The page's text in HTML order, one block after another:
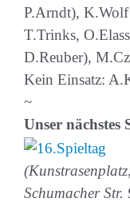
P.Arndt),
T.Trinks,
D.Reuber),
Kein Einsatz:
~
Unser nächstes
Schumacher